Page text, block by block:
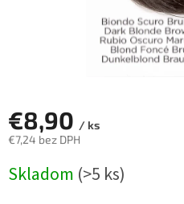
€8,90 / ks
€7,24 bez DPH
cena:
Skladom (>5 ks)